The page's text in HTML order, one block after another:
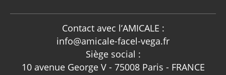
Contact avec l’AMICALE :
info@amicale-facel-vega.fr
Siège social :
10 avenue George V - 75008 Paris - FRANCE